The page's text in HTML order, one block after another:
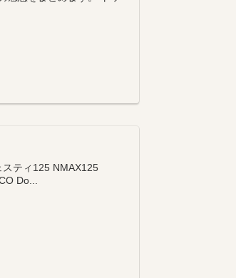
ティ125 NMAX125
Do...